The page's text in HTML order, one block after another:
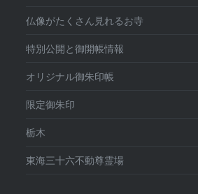
仏像がたくさん見れるお寺
特別公開と御開帳情報
オリジナル御朱印帳
限定御朱印
栃木
東海三十六不動尊霊場